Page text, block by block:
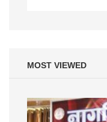
MOST VIEWED